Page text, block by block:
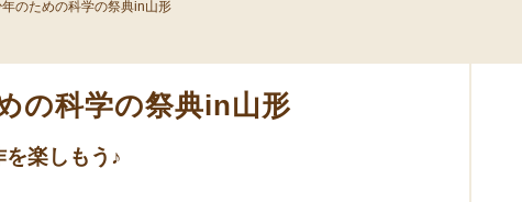
のための科学の祭典in山形
の科学の祭典in山形
楽しもう♪